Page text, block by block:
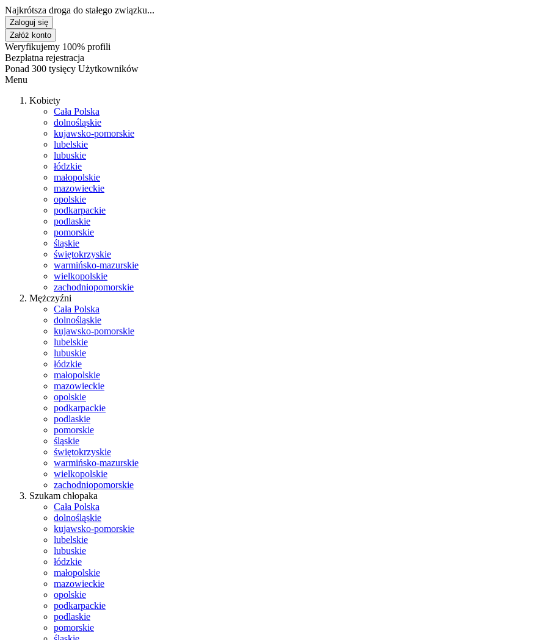
Najkrótsza droga do stałego związku...
Zaloguj się
Załóż konto
Weryfikujemy 100% profili
Bezpłatna rejestracja
Ponad 300 tysięcy Użytkowników
Menu
Kobiety
Cała Polska
dolnośląskie
kujawsko-pomorskie
lubelskie
lubuskie
łódzkie
małopolskie
mazowieckie
opolskie
podkarpackie
podlaskie
pomorskie
śląskie
świętokrzyskie
warmińsko-mazurskie
wielkopolskie
zachodniopomorskie
Mężczyźni
Cała Polska
dolnośląskie
kujawsko-pomorskie
lubelskie
lubuskie
łódzkie
małopolskie
mazowieckie
opolskie
podkarpackie
podlaskie
pomorskie
śląskie
świętokrzyskie
warmińsko-mazurskie
wielkopolskie
zachodniopomorskie
Szukam chłopaka
Cała Polska
dolnośląskie
kujawsko-pomorskie
lubelskie
lubuskie
łódzkie
małopolskie
mazowieckie
opolskie
podkarpackie
podlaskie
pomorskie